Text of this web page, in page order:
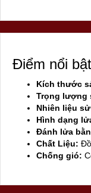
Điểm nổi bật
Kích thước
Trọng lượng
Nhiên liệu
Hình dạng
Đánh lửa
Chất Liệu:
Chống gió: